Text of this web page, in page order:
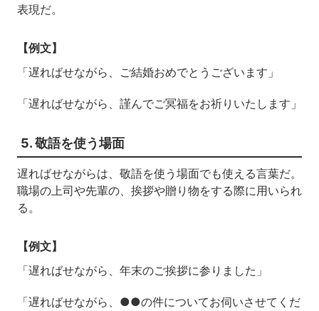
表現だ。
【例文】
「遅ればせながら、ご結婚おめでとうございます」
「遅ればせながら、謹んでご冥福をお祈りいたします」
5. 敬語を使う場面
遅ればせながらは、敬語を使う場面でも使える言葉だ。
職場の上司や先輩の、挨拶や贈り物をする際に用いられ
る。
【例文】
「遅ればせながら、年末のご挨拶に参りました」
「遅ればせながら、●●の件についてお伺いさせてくだ